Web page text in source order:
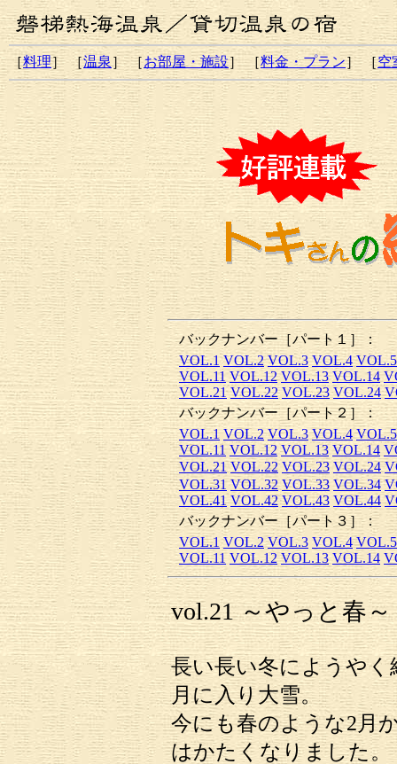
［料理］ ［温泉］ ［お部屋・施設］ ［料金・プラン］ ［空
バックナンバー［パート１］：
VOL.1 VOL.2 VOL.3 VOL.4 VOL.5
VOL.11 VOL.12 VOL.13 VOL.14
VOL.21 VOL.22 VOL.23 VOL.24
バックナンバー［パート２］：
VOL.1 VOL.2 VOL.3 VOL.4 VOL.5
VOL.11 VOL.12 VOL.13 VOL.14
VOL.21 VOL.22 VOL.23 VOL.24
VOL.31 VOL.32 VOL.33 VOL.34
VOL.41 VOL.42 VOL.43 VOL.44
バックナンバー［パート３］：
VOL.1 VOL.2 VOL.3 VOL.4 VOL.5
VOL.11 VOL.12 VOL.13 VOL.14
vol.21 ～やっと春～
長い長い冬にようや
月に入り大雪。
今にも春のような2月
はかたくなりました。